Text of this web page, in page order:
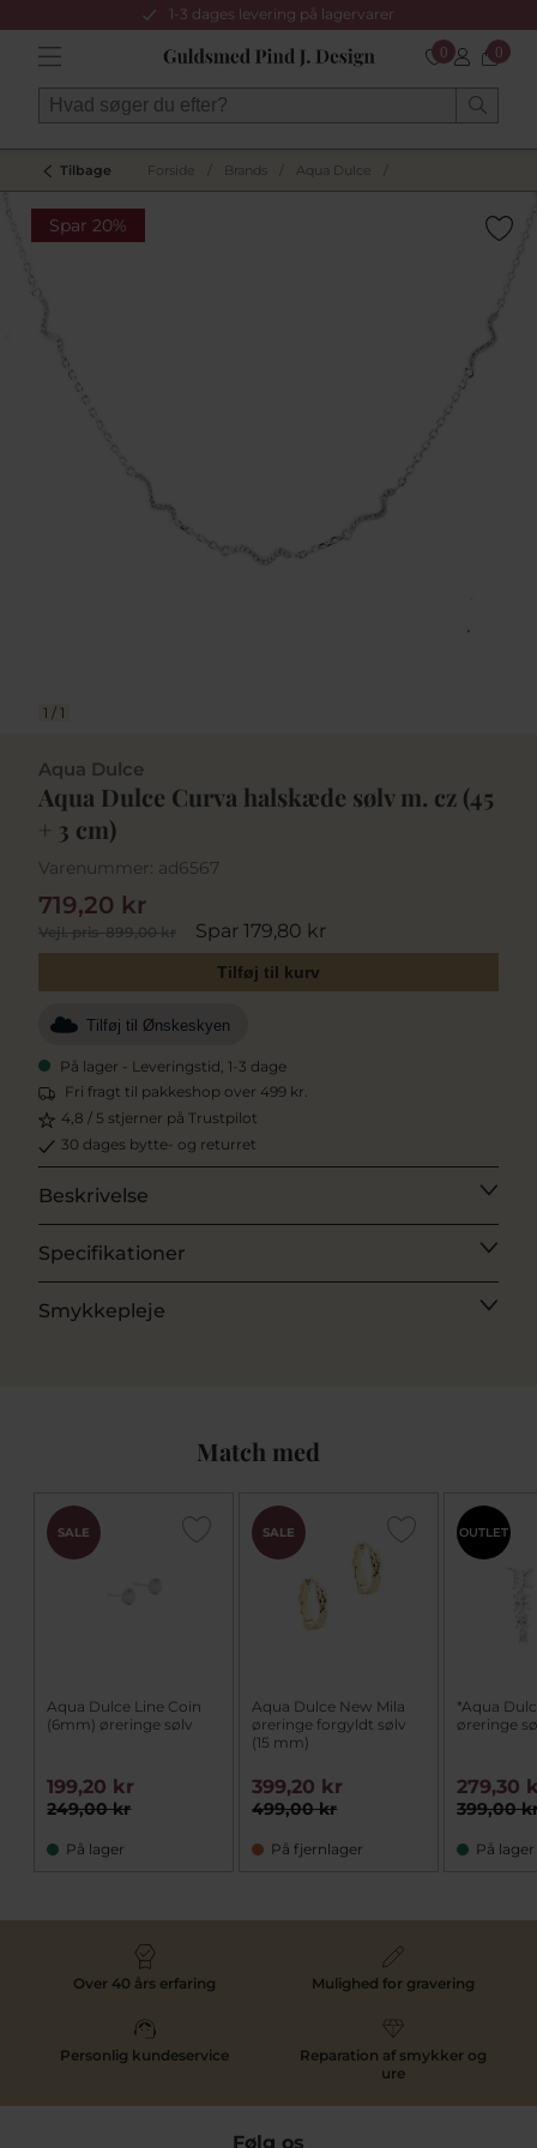
1-3 dages levering på lagervarer
0 0
Tilbage Forside Brands Aqua Dulce
Spar 20%
1 / 1
Aqua Dulce
Aqua Dulce Curva halskæde sølv m. cz (45
+ 3 cm)
Varenummer: ad6567
Vejl. pris899,00 kr Spar 179,80 kr
719,20 kr
Tilføj til kurv
Tilføj til Ønskeskyen
På lager - Leveringstid, 1-3 dage
Fri fragt til pakkeshop over 499 kr.
4,8 / 5 stjerner på Trustpilot
30 dages bytte- og returret
Beskrivelse
Specifikationer
Smykkepleje
Match med
SALE
Aqua Dulce Line Coin
(6mm) øreringe sølv
249,00 kr
199,20 kr
På lager
SALE
Aqua Dulce New Mila
øreringe forgyldt sølv
(15 mm)
499,00 kr
399,20 kr
På fjernlager
OUTLET
*Aqua
øreringe
399,00
279,30
På lager
Over 40 års erfaring Mulighed for gravering
Personlig kundeservice
Reparation af smykker og
ure
Følg os